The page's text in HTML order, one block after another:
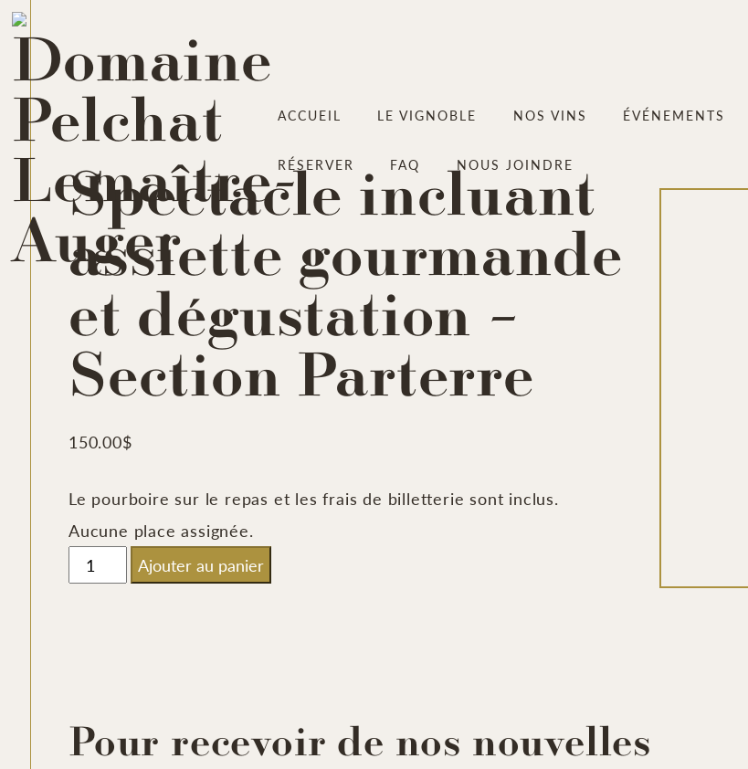
ACCUEIL LE VIGNOBLE NOS VINS ÉVÉNEMENTS
RÉSERVER FAQ NOUS JOINDRE
Spectacle incluant
assiette gourmande
et dégustation –
Section Parterre
150.00$
Le pourboire sur le repas et les frais de billetterie sont inclus.
Aucune place assignée.
quantité
gourmande
et
Ajouter au panier
Pour recevoir de nos nouvelles